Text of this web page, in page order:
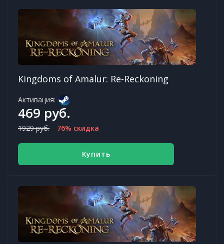
Kingdoms of Amalur: Re-Reckoning
Активация:
469 руб.
1929 руб. 76% скидка
Купить